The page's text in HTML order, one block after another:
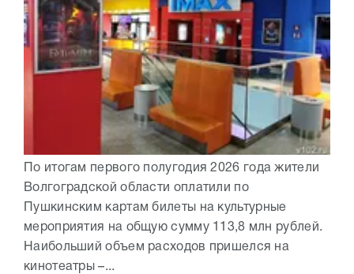
По итогам первого полугодия 2026 года жители
Волгоградской области оплатили по
Пушкинским картам билеты на культурные
мероприятия на общую сумму 113,8 млн рублей.
Наибольший объем расходов пришелся на
кинотеатры –...